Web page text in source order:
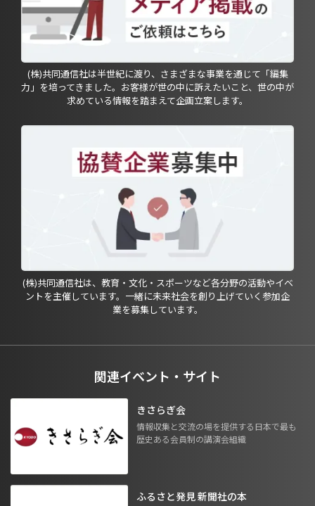
(株)共同通信社は半世紀に渡り、さまざまな事業を通じて「編集
力」を培ってきました。お客様が世の中に訴えたいこと、世の中が
求めている情報を踏まえて企画立案します。
(株)共同通信社は、教育・文化・スポーツなど各分野の活動やイベ
ントを主催しています。一緒に未来社会を創り上げていく参加企
業を募集しています。
関連イベント・サイト
きさらぎ会
情報収集と交流の場を提供する日本で最も
歴史ある会員制の講演会組織
ふるさと発見 新聞社の本